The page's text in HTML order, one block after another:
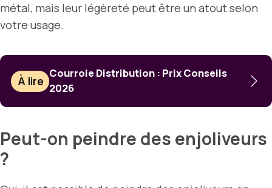
métal, mais leur légèreté peut être un atout selon
votre usage.
À lire
Courroie Distribution : Prix Conseils
2026
Peut-on peindre des enjoliveurs
?